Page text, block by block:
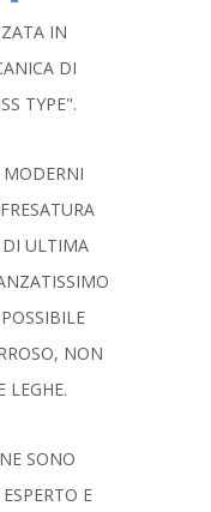
IN
DI
TYPE".
MODERNI
DI ULTIMA
NON
LEGHE.
SONO
E